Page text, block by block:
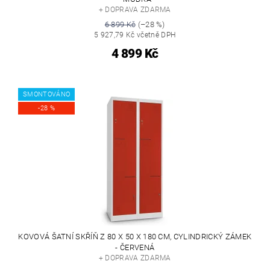
+ DOPRAVA ZDARMA
6 899 Kč(–28 %)
5 927,79 Kč včetně DPH
4 899 Kč
SMONTOVÁNO
-28 %
KOVOVÁ ŠATNÍ SKŘÍŇ Z 80 X 50 X 180 CM, CYLINDRICKÝ ZÁMEK
- ČERVENÁ
+ DOPRAVA ZDARMA